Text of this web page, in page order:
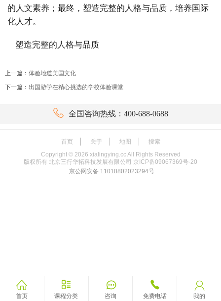
的人文素养；最终，塑造完整的人格与品质，培养国际
化人才。
上一篇： 体验地道美国文化
下一篇： 出国游学在精心挑选的学校体验课堂
 全国咨询热线：400-688-0688
首页 关于 地图
搜索
Copyright © 2026 xialingying.cc All Rights Reserved
版权所有 北京三行华拓科技发展有限公司 京ICP备09067369号-20
京公网安备 11010802023294号

首页

课程分类

咨询

免费电话

我的